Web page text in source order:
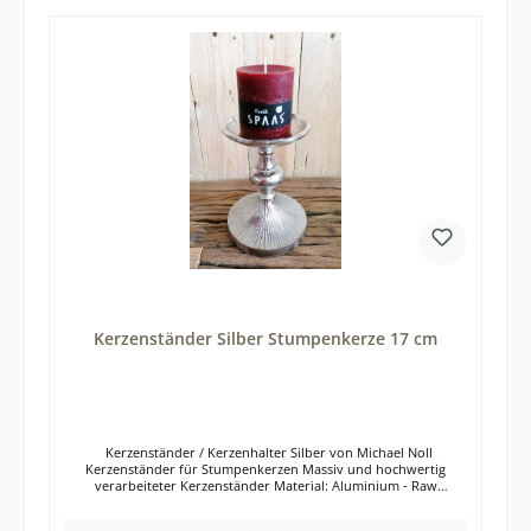
Kommode. Steht also mal wieder ein Dinner zu zweit an, oder
eine Gartenparty mit Freunden, dann hast du mit den beiden
Kerzenständern schon die passende Dekoration. Natürlich sind
die 2 Kerzenständer auch bestens für die Gastronomie geeignet.
In einer schicken Bar, einem angesagten Restaurant, oder einem
hochklassigen Hotel, werden die Kerzenständer garantiert zum
Blickfang. Das Kerzenständer Set als Geschenk kommt ebenfalls
garantiert gut an. Die Kerzenständer aus Aluminium (Metall)
wurden nach dem Gießen nicht poliert und besitzen daher eine
"Raw"-Oberfläche. Jeder Kerzenständer weist daher seine ganz
eigene Oberflächen-Struktur auf und ist somit ein Unikat. Die
Farbe Silber und der Werkstoff Aluminium machen die
Kerzenhalter extrem langlebig. Die Farbe Silber ist nahezu zeitlos
und lässt sich mit jedem Wohnstil bestens kombinieren. Ob
Landhaus-Stil, moderne Einrichtung, oder eher klassisch, mit
Kerzenhaltern erfreuen kannst. Auf der Unterseite besitzt jeder
Kerzenständer einen Kratzschutz. Die Kerzenständer sind mit
Kerzenständer Silber Stumpenkerze 17 cm
Kerzenständer / Kerzenhalter Silber von Michael Noll
Kerzenständer für Stumpenkerzen Massiv und hochwertig
verarbeiteter Kerzenständer Material: Aluminium - Raw